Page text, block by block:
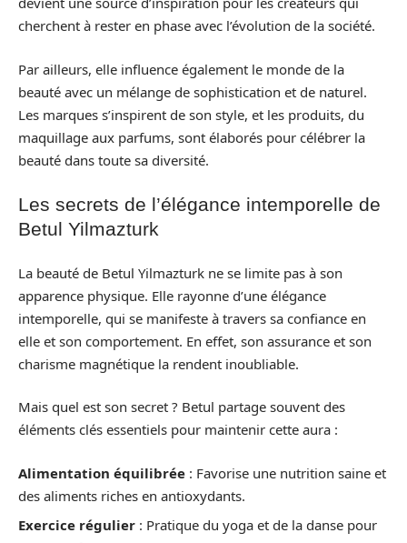
cherchent à rester en phase avec l’évolution de la société.
Par ailleurs, elle influence également le monde de la
beauté avec un mélange de sophistication et de naturel.
Les marques s’inspirent de son style, et les produits, du
maquillage aux parfums, sont élaborés pour célébrer la
beauté dans toute sa diversité.
Les secrets de l’élégance intemporelle de
Betul Yilmazturk
La beauté de Betul Yilmazturk ne se limite pas à son
apparence physique. Elle rayonne d’une élégance
intemporelle, qui se manifeste à travers sa confiance en
elle et son comportement. En effet, son assurance et son
charisme magnétique la rendent inoubliable.
Mais quel est son secret ? Betul partage souvent des
éléments clés essentiels pour maintenir cette aura :
Alimentation équilibrée : Favorise une nutrition saine et
des aliments riches en antioxydants.
Exercice régulier : Pratique du yoga et de la danse pour